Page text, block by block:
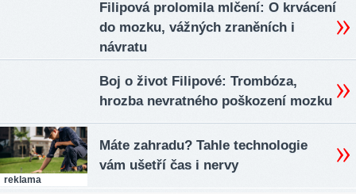
Filipová prolomila mlčení: O krvácení
do mozku, vážných zraněních i
návratu
Boj o život Filipové: Trombóza,
hrozba nevratného poškození mozku
reklama
Máte zahradu? Tahle technologie
vám ušetří čas i nervy